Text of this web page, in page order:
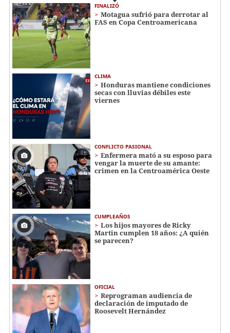
FINALIZÓ
Motagua sufrió para derrotar al
FAS en Copa Centroamericana
CLIMA
Honduras mantiene condiciones
secas con lluvias débiles este
viernes
CONFLICTO PASIONAL
Enfermera mató a su esposo para
vengar la muerte de su amante:
crimen en la Centroamérica Oeste
CUMPLEAÑOS
Los hijos mayores de Ricky
Martin cumplen 18 años: ¿A quién
se parecen?
OFICIAL
Reprograman audiencia de
declaración de imputado de
Roosevelt Hernández